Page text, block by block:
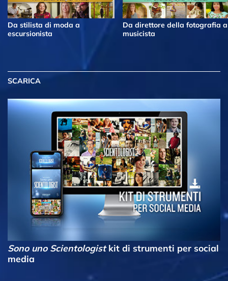
Da stilista di moda a
escursionista
Da direttore della fotografia a
musicista
SCARICA
Sono uno Scientologistkit di strumenti per social
media